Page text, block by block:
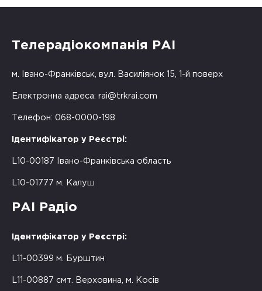
Телерадіокомпанія РАІ
м. Івано-Франківськ, вул. Василіянок 15, 1-й поверх
Електронна адреса: rai@trkrai.com
Телефон: 068-0000-198
Ідентифікатор у Реєстрі:
L10-00187 Івано-Франківська область
L10-01777 м. Калуш
РАІ Радіо
Ідентифікатор у Реєстрі:
L11-00399 м. Бурштин
L11-00887 смт. Верховина, м. Косів